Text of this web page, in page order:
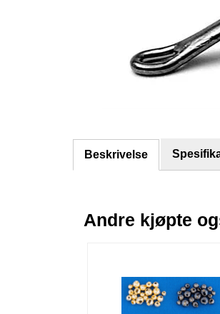
Beskrivelse
Andre kjøpte